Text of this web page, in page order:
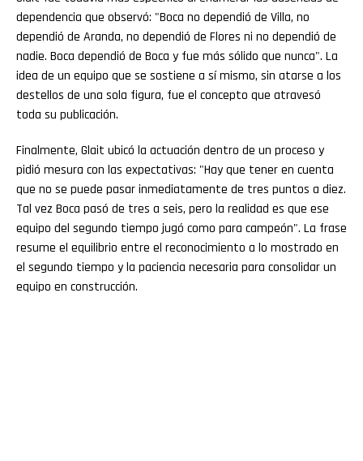
dependencia que observó: "Boca no dependió de Villa, no
dependió de Aranda, no dependió de Flores ni no dependió de
nadie. Boca dependió de Boca y fue más sólido que nunca". La
idea de un equipo que se sostiene a sí mismo, sin atarse a los
destellos de una sola figura, fue el concepto que atravesó
toda su publicación.
Finalmente, Glait ubicó la actuación dentro de un proceso y
pidió mesura con las expectativas: "Hay que tener en cuenta
que no se puede pasar inmediatamente de tres puntos a diez.
Tal vez Boca pasó de tres a seis, pero la realidad es que ese
equipo del segundo tiempo jugó como para campeón". La frase
resume el equilibrio entre el reconocimiento a lo mostrado en
el segundo tiempo y la paciencia necesaria para consolidar un
equipo en construcción.